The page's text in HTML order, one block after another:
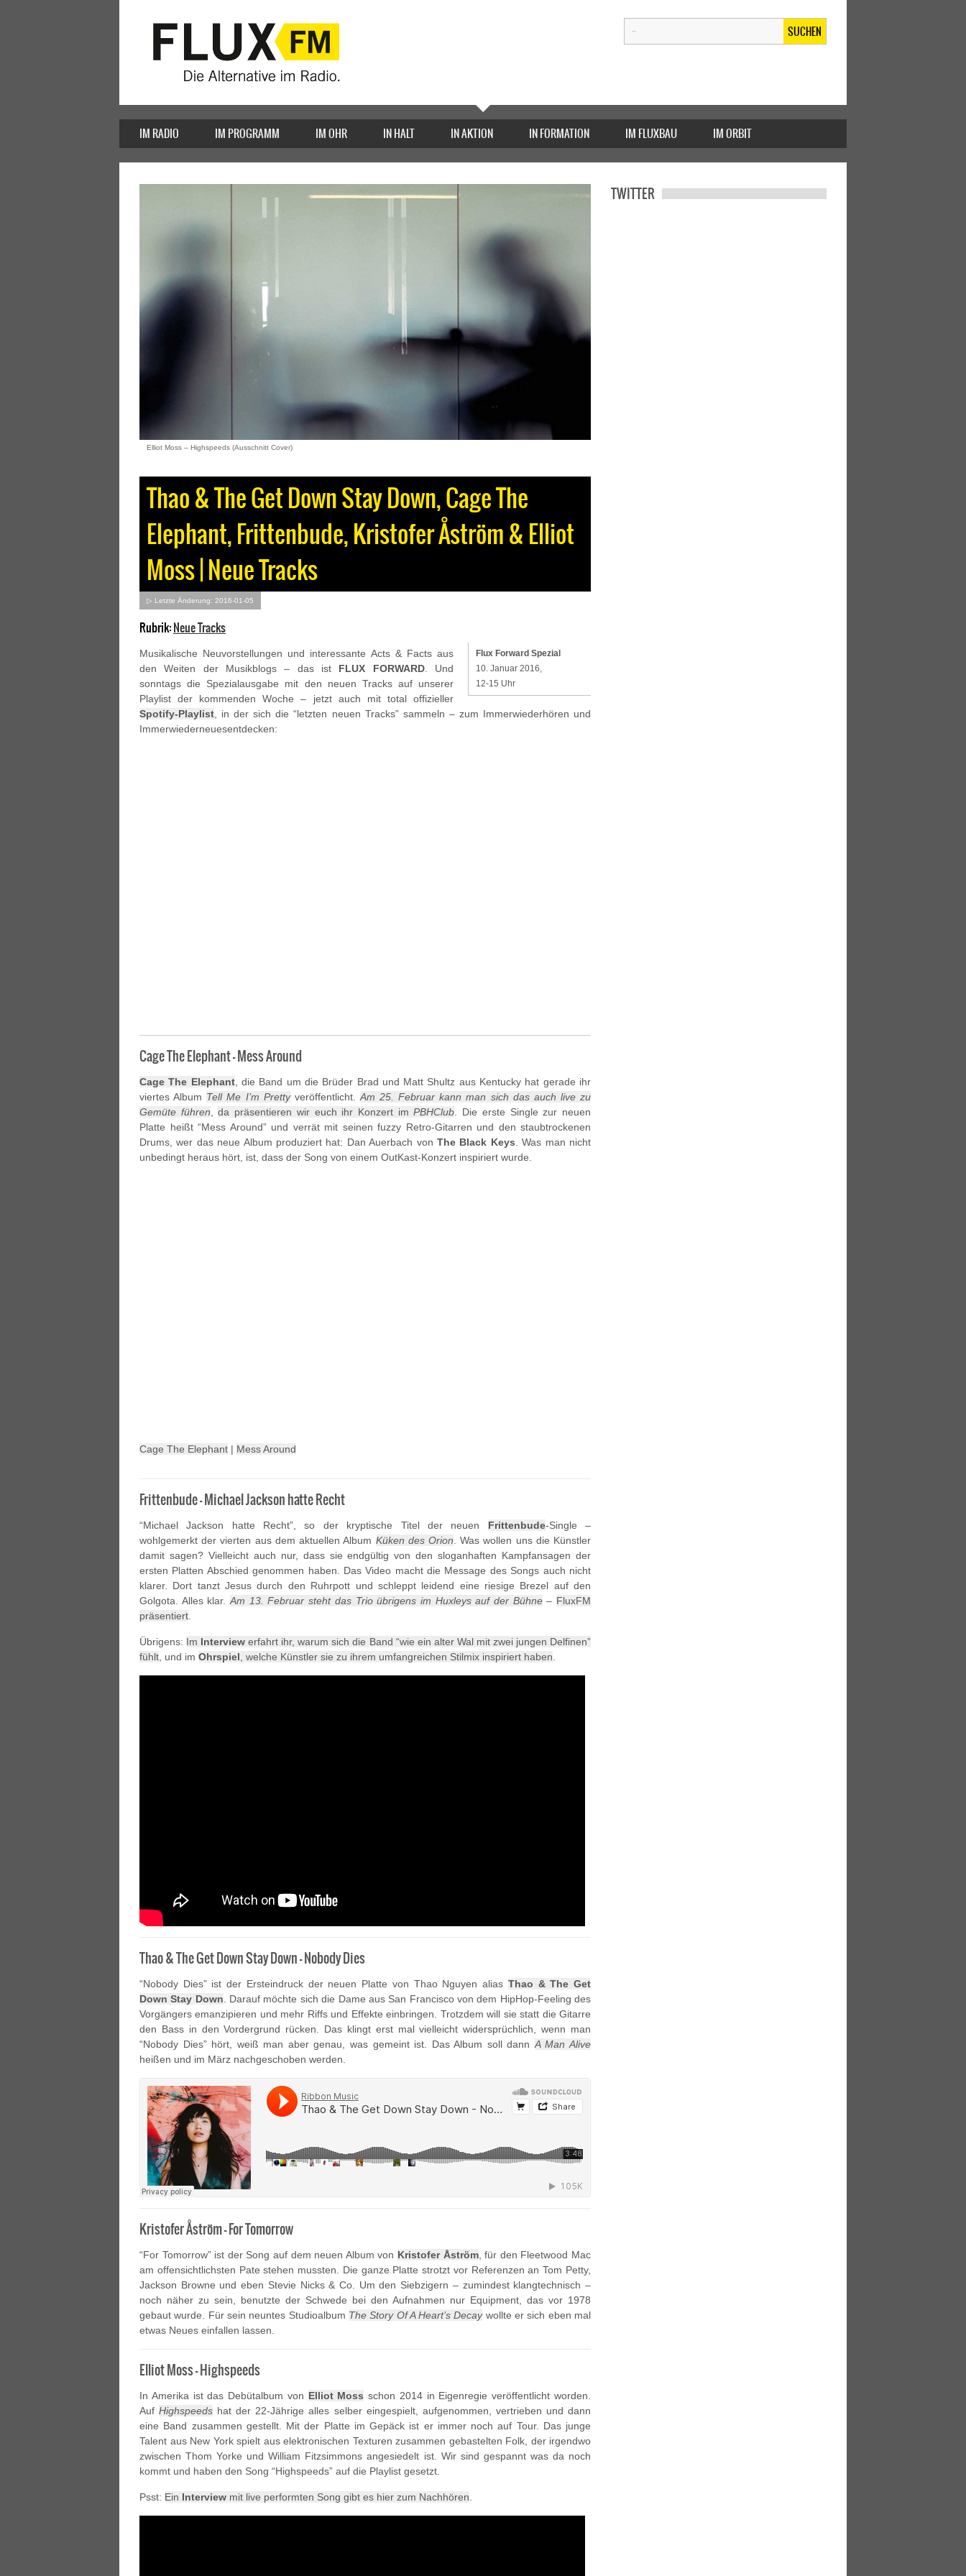
SUCHEN
IM RADIO IM PROGRAMM IM OHR IN HALT IN AKTION IN FORMATION IM FLUXBAU IM ORBIT
Elliot Moss – Highspeeds (Ausschnitt Cover)
Thao & The Get Down Stay Down, Cage The
Elephant, Frittenbude, Kristofer Åström & Elliot
Moss | Neue Tracks
▷ Letzte Änderung: 2016-01-05
Rubrik:Neue Tracks
Flux Forward Spezial
10. Januar 2016,
12-15 Uhr
Musikalische Neuvorstellungen und interessante Acts & Facts aus
den Weiten der Musikblogs – das ist FLUX FORWARD. Und
sonntags die Spezialausgabe mit den neuen Tracks auf unserer
Playlist der kommenden Woche – jetzt auch mit total offizieller
Spotify-Playlist , in der sich die “letzten neuen Tracks” sammeln – zum Immerwiederhören und
Immerwiederneuesentdecken:
Cage The Elephant – Mess Around
Cage The Elephant, die Band um die Brüder Brad und Matt Shultz aus Kentucky hat gerade ihr
viertes Album Tell Me I’m Prettyveröffentlicht. Am 25. Februar kann man sich das auch live zu
Gemüte führen ,da präsentieren wir euch ihr Konzert imPBHClub . Die erste Single zur neuen
Platte heißt “Mess Around” und verrät mit seinen fuzzy Retro-Gitarren und den staubtrockenen
Drums, wer das neue Album produziert hat: Dan Auerbach von The Black Keys . Was man nicht
unbedingt heraus hört, ist, dass der Song von einem OutKast-Konzert inspiriert wurde.
Cage The Elephant | Mess Around
Frittenbude – Michael Jackson hatte Recht
“Michael Jackson hatte Recht”, so der kryptische Titel der neuen Frittenbude-Single –
wohlgemerkt der vierten aus dem aktuellen Album Küken des Orion . Was wollen uns die Künstler
damit sagen? Vielleicht auch nur, dass sie endgültig von den sloganhaften Kampfansagen der
ersten Platten Abschied genommen haben. Das Video macht die Message des Songs auch nicht
klarer. Dort tanzt Jesus durch den Ruhrpott und schleppt leidend eine riesige Brezel auf den
Golgota. Alles klar.Am 13. Februar steht das Trio übrigens im Huxleys auf der Bühne– FluxFM
präsentiert
Übrigens: Im Interview erfahrt ihr, warum sich die Band “wie ein alter Wal mit zwei jungen Delfinen”
fühlt , und im Ohrspiel , welche Künstler sie zu ihrem umfangreichen Stilmix inspiriert haben
Thao & The Get Down Stay Down – Nobody Dies
“Nobody Dies” ist der Ersteindruck der neuen Platte von Thao Nguyen alias Thao & The Get
Down Stay Down . Darauf möchte sich die Dame aus San Francisco von dem HipHop-Feeling des
Vorgängers emanzipieren und mehr Riffs und Effekte einbringen. Trotzdem will sie statt die Gitarre
den Bass in den Vordergrund rücken. Das klingt erst mal vielleicht widersprüchlich, wenn man
“Nobody Dies” hört, weiß man aber genau, was gemeint ist. Das Album soll dann A Man Alive
heißen und im März nachgeschoben werden.
Kristofer Åström – For Tomorrow
“For Tomorrow” ist der Song auf dem neuen Album von Kristofer Åström, für den Fleetwood Mac
am offensichtlichsten Pate stehen mussten. Die ganze Platte strotzt vor Referenzen an Tom Petty,
Jackson Browne und eben Stevie Nicks & Co. Um den Siebzigern – zumindest klangtechnisch –
noch näher zu sein, benutzte der Schwede bei den Aufnahmen nur Equipment, das vor 1978
gebaut wurde. Für sein neuntes Studioalbum The Story Of A Heart’s Decaywollte er sich eben mal
etwas Neues einfallen lassen.
Elliot Moss – Highspeeds
In Amerika ist das Debütalbum von Elliot Moss schon 2014 in Eigenregie veröffentlicht worden.
AufHighspeeds hat der 22-Jährige alles selber eingespielt, aufgenommen, vertrieben und dann
eine Band zusammen gestellt. Mit der Platte im Gepäck ist er immer noch auf Tour. Das junge
Talent aus New York spielt aus elektronischen Texturen zusammen gebastelten Folk, der irgendwo
zwischen Thom Yorke und William Fitzsimmons angesiedelt ist. Wir sind gespannt was da noch
kommt und haben den Song “Highspeeds” auf die Playlist gesetzt.
Psst: Ein Interview mit live performten Song gibt es hier zum Nachhören
TWITTER